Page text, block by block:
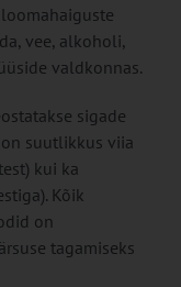
vee, alkoholi,
valdkonnas.
sigade
suutlikkus viia
kui ka
Kõik
on
tagamiseks